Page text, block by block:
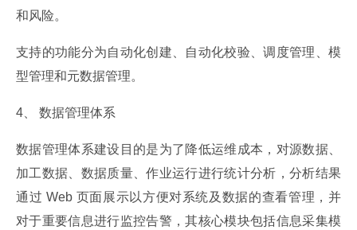
和风险。
支持的功能分为自动化创建、自动化校验、调度管理、模
型管理和元数据管理。
4、 数据管理体系
数据管理体系建设目的是为了降低运维成本，对源数据、
加工数据、数据质量、作业运行进行统计分析，分析结果
通过 Web 页面展示以方便对系统及数据的查看管理，并
对于重要信息进行监控告警，其核心模块包括信息采集模